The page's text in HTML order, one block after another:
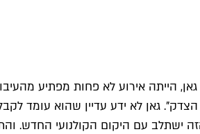
ישתלב עם היקום הקולנועי החדש.